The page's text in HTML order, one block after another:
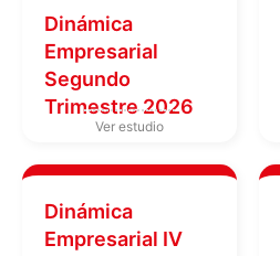
Dinámica
Empresarial
Segundo
Trimestre 2026
Dinámica
Empresarial IV